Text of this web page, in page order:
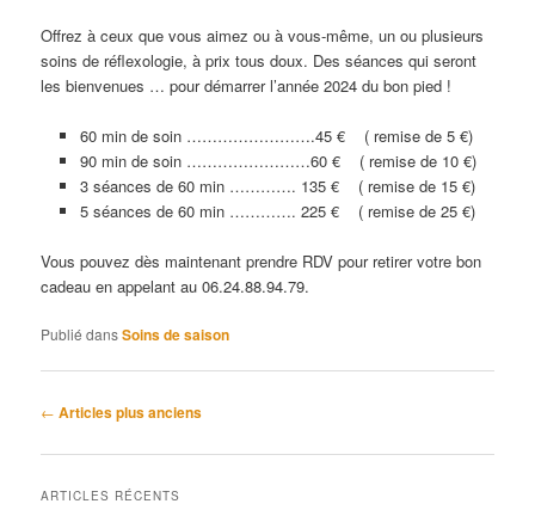
Offrez à ceux que vous aimez ou à vous-même, un ou plusieurs
soins de réflexologie, à prix tous doux. Des séances qui seront
les bienvenues … pour démarrer l’année 2024 du bon pied !
60 min de soin …………………….45 € ( remise de 5 €)
90 min de soin ……………………60 € ( remise de 10 €)
3 séances de 60 min …………. 135 € ( remise de 15 €)
5 séances de 60 min …………. 225 € ( remise de 25 €)
Vous pouvez dès maintenant prendre RDV pour retirer votre bon
cadeau en appelant au 06.24.88.94.79.
Publié dansSoins de saison
Navigation des articles
← Articles plus anciens
ARTICLES RÉCENTS